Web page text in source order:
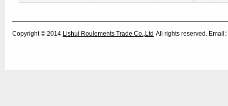
Copyright © 2014 Lishui Roulements Trade Co.,Ltd All rights reserved. Email